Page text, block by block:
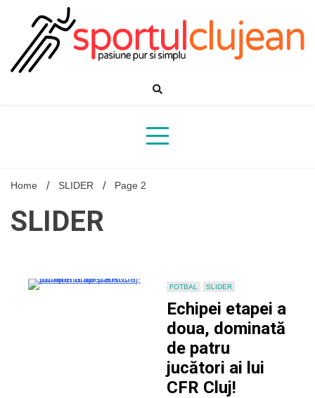
Home SLIDER Page 2
SLIDER
FOTBAL SLIDER
Echipei etapei a
doua, dominată
de patru
jucători ai lui
CFR Cluj!